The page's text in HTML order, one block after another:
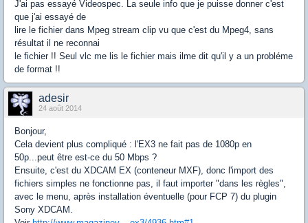
J'ai pas essayé Videospec. La seule info que je puisse donner c'est
que j'ai essayé de
lire le fichier dans Mpeg stream clip vu que c'est du Mpeg4, sans
résultat il ne reconnai
le fichier !! Seul vlc me lis le fichier mais ilme dit qu'il y a un probléme
de format !!
adesir
24 août 2014
Bonjour,
Cela devient plus compliqué : l'EX3 ne fait pas de 1080p en
50p...peut être est-ce du 50 Mbps ?
Ensuite, c'est du XDCAM EX (conteneur MXF), donc l'import des
fichiers simples ne fonctionne pas, il faut importer "dans les règles",
avec le menu, après installation éventuelle (pour FCP 7) du plugin
Sony XDCAM.